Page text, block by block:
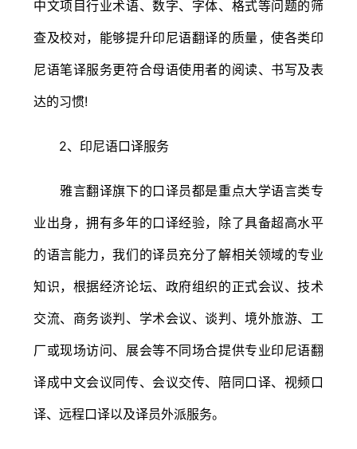
中文项目行业术语、数字、字体、格式等问题的筛
查及校对，能够提升印尼语翻译的质量，使各类印
尼语笔译服务更符合母语使用者的阅读、书写及表
达的习惯!
2、印尼语口译服务
雅言翻译旗下的口译员都是重点大学语言类专
业出身，拥有多年的口译经验，除了具备超高水平
的语言能力，我们的译员充分了解相关领域的专业
知识，根据经济论坛、政府组织的正式会议、技术
交流、商务谈判、学术会议、谈判、境外旅游、工
厂或现场访问、展会等不同场合提供专业印尼语翻
译成中文会议同传、会议交传、陪同口译、视频口
译、远程口译以及译员外派服务。